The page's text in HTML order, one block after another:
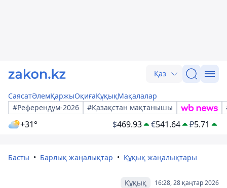
Қаз
СаясатӘлемҚаржыОқиғаҚұқықМақалалар
#Референдум-2026
#Қазақстан мақтанышы
+31° $469.93 €541.64 ₽5.71
Басты Барлық жаңалықтар Құқық жаңалықтары
16:28, 28 қаңтар 2026
Құқық